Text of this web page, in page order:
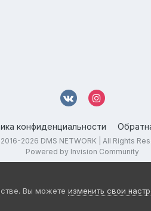
конфиденциальности
2026 DMS NETWORK | All Rights
Powered by Invision Community
Вы можете изменить свои